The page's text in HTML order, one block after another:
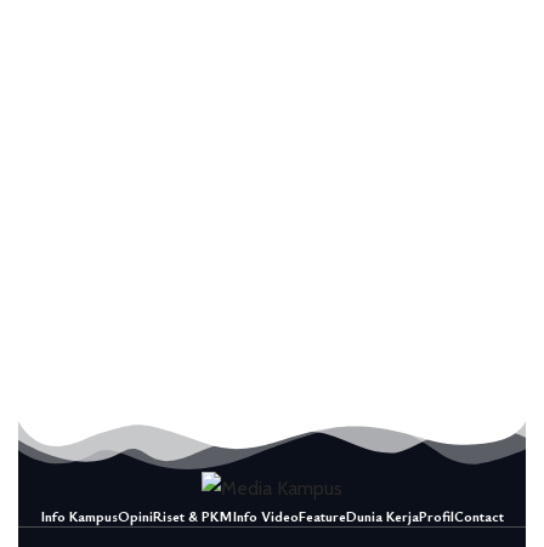
Info KampusOpiniRiset & PKMInfo VideoFeatureDunia KerjaProfilContact